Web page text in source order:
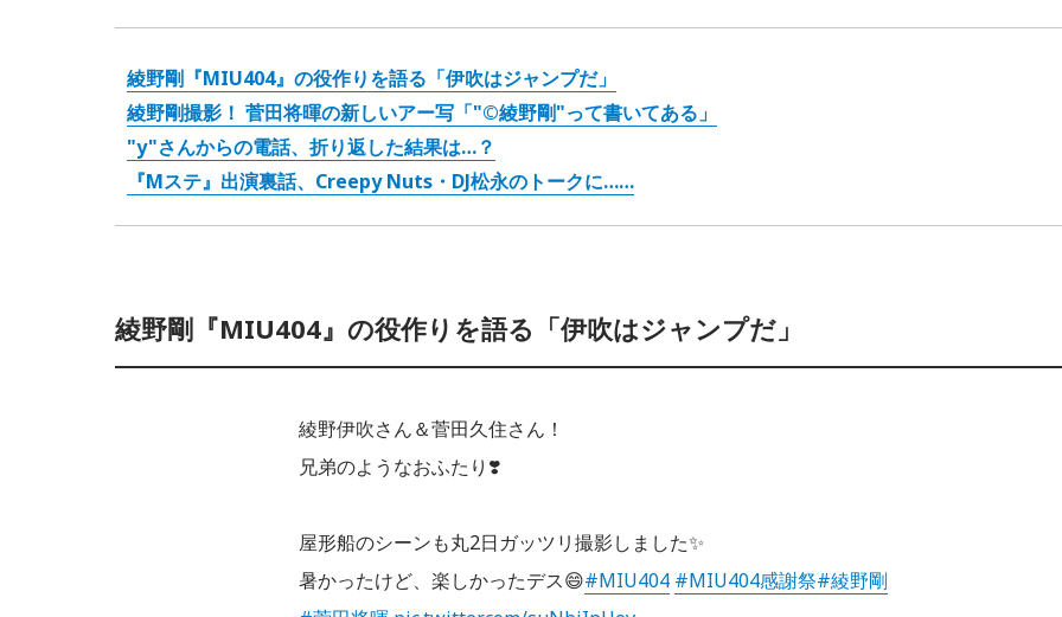
綾野剛『MIU404』の役作りを語る「伊吹はジャンプだ」
綾野剛撮影！ 菅田将暉の新しいアー写「"©綾野剛"って書いてある」
"y"さんからの電話、折り返した結果は…？
『Mステ』出演裏話、Creepy Nuts・DJ松永のトークに……
綾野剛『MIU404』の役作りを語る「伊吹はジャンプだ」
綾野伊吹さん＆菅田久住さん！
兄弟のようなおふたり❣️
屋形船のシーンも丸2日ガッツリ撮影しました✨
暑かったけど、楽しかったデス😄#MIU404 #MIU404感謝祭#綾野剛